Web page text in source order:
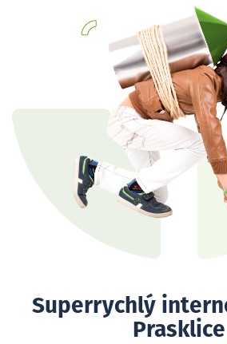
Superrychlý
Prasklice